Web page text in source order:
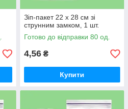
Зіп-пакет 22 х 28 см зі
струнним замком, 1 шт.
Готово до відправки 80 од.
4,56 ₴
Купити